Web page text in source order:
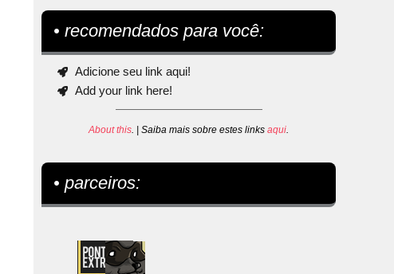
• recomendados para você:
Adicione seu link aqui!
Add your link here!
About this. | Saiba mais sobre estes linksaqui.
• parceiros: